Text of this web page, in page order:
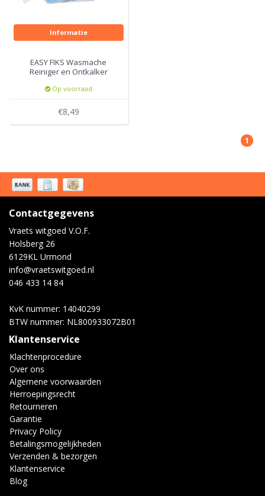
Informatie
EASY FIKS Wasmache
Reiniger en Ontkalker
Op voorraad
€8,49
1
Contactgegevens
Vraets witgoed V.O.F.
Holsberg 26
6129KL Urmond
info@vraetswitgoed.nl
046 433 14 84
KvK nummer: 14040299
BTW nummer: NL800933072B01
Klantenservice
Klachtenprocedure
Over ons
Algemene voorwaarden
Herroepingsrecht
Retourneren
Garantie
Privacy Policy
Betalingsmogelijkheden
Verzenden & bezorgen
Klantenservice
Blog